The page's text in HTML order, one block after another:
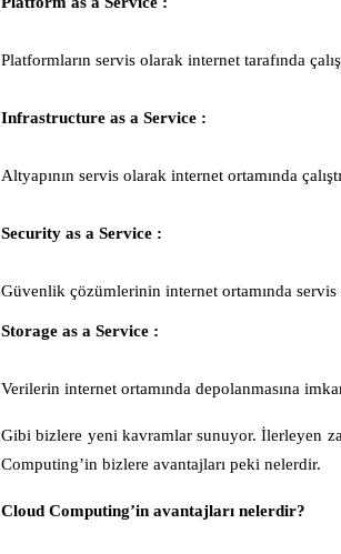
Platformların servis olarak internet tarafında
Infrastructure as a Service :
Altyapının servis olarak internet ortamında
Security as a Service :
Güvenlik çözümlerinin internet ortamında servis
Storage as a Service :
Verilerin internet ortamında depolanmasına
Gibi bizlere yeni kavramlar sunuyor. İlerleyen
Computing’in bizlere avantajları peki nelerdir.
Cloud Computing’in avantajları nelerdir?